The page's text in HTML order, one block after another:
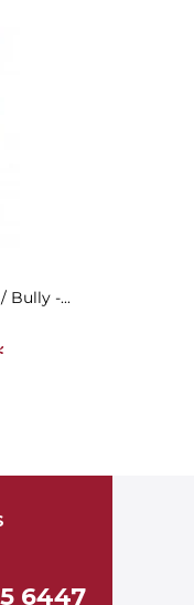
Bully -...
6447